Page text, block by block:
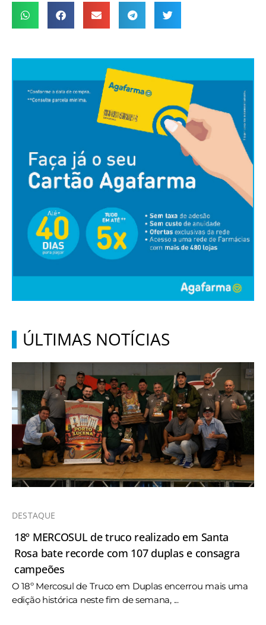
ÚLTIMAS NOTÍCIAS
DESTAQUE
18º MERCOSUL de truco realizado em Santa
Rosa bate recorde com 107 duplas e consagra
campeões
O 18º Mercosul de Truco em Duplas encerrou mais uma
edição histórica neste fim de semana, ...